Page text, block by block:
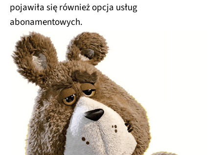
pojawiła się również opcja usług
abonamentowych.